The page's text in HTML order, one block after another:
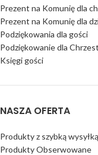
Prezent na Komunię dla
Prezent na Komunię dla
Podziękowania dla gości
Podziękowanie dla
Księgi gości
NASZA OFERTA
Produkty z szybką wysyłką
Produkty Obserwowane